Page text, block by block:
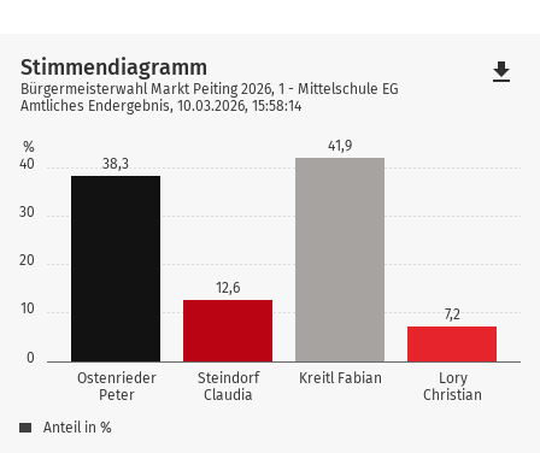
0
10
20
30
40
%
Ostenrieder
Peter
Steindorf
Claudia
Kreitl Fabian
Lory
Christian
38,3
12,6
41,9
7,2
Stimmendiagramm
Bürgermeisterwahl Markt Peiting 2026, 1 - Mittelschule EG
Amtliches Endergebnis, 10.03.2026, 15:58:14
Anteil in %
file_download